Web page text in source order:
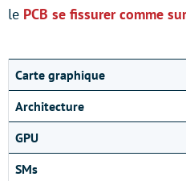
le PCB se fissurer comme
Carte graphique
Architecture
GPU
SMs